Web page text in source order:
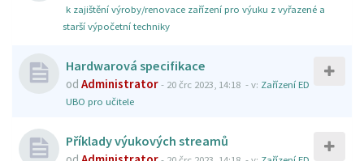
k zajištění výroby/renovace zařízení pro výuku z vyřazené a
starší výpočetní techniky
Hardwarová specifikace
od Administrator- 20 črc 2023, 14:18 - v: Zařízení ED
UBO pro učitele
Příklady výukových streamů